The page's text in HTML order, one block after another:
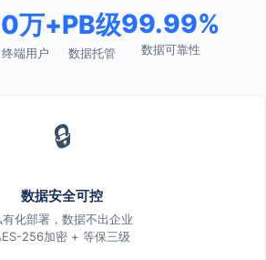
万+
终端用户
PB级
数据托管
99.99%
数据可靠性
🔒
数据安全可控
有化部署，数据不出企业
256加密 + 等保三级